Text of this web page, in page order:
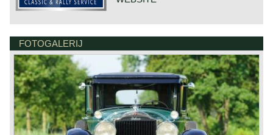
7784 DK GRAMSBERGEN
NEDERLAND
FOTOGALERIJ